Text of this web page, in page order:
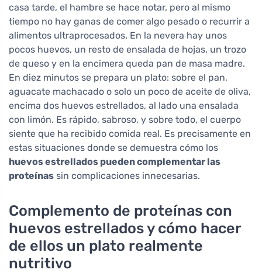
casa tarde, el hambre se hace notar, pero al mismo
tiempo no hay ganas de comer algo pesado o recurrir a
alimentos ultraprocesados. En la nevera hay unos
pocos huevos, un resto de ensalada de hojas, un trozo
de queso y en la encimera queda pan de masa madre.
En diez minutos se prepara un plato: sobre el pan,
aguacate machacado o solo un poco de aceite de oliva,
encima dos huevos estrellados, al lado una ensalada
con limón. Es rápido, sabroso, y sobre todo, el cuerpo
siente que ha recibido comida real. Es precisamente en
estas situaciones donde se demuestra cómo los
huevos estrellados pueden complementar las
proteínas sin complicaciones innecesarias.
Complemento de proteínas con
huevos estrellados y cómo hacer
de ellos un plato realmente
nutritivo